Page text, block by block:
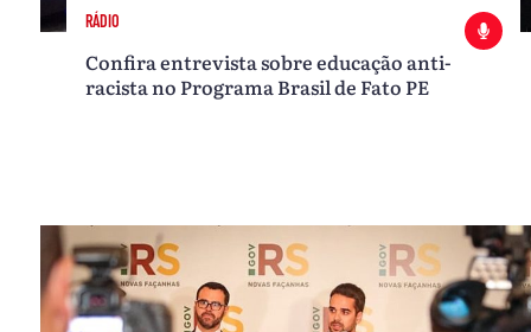
RÁDIO
Confira entrevista sobre educação anti-
racista no Programa Brasil de Fato PE